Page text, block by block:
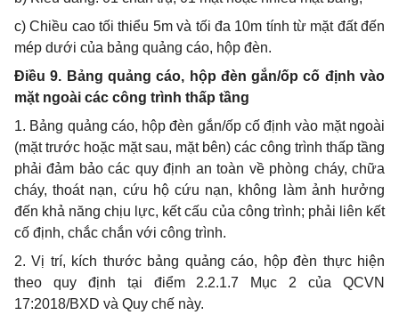
c) Chiều cao tối thiểu 5m và tối đa 10m tính từ mặt đất đến
mép dưới của bảng quảng cáo, hộp đèn.
Điều 9. Bảng quảng cáo, hộp đèn gắn/ốp cố định vào
mặt ngoài các công trình thấp tầng
1. Bảng quảng cáo, hộp đèn gắn/ốp cố định vào mặt ngoài
(mặt trước hoặc mặt sau, mặt bên) các công trình thấp tầng
phải đảm bảo các quy định an toàn về phòng cháy, chữa
cháy, thoát nạn, cứu hộ cứu nạn, không làm ảnh hưởng
đến khả năng chịu lực, kết cấu của công trình; phải liên kết
cố định, chắc chắn với công trình.
2. Vị trí, kích thước bảng quảng cáo, hộp đèn thực hiện
theo quy định tại điểm 2.2.1.7 Mục 2 của QCVN
17:2018/BXD và Quy chế này.